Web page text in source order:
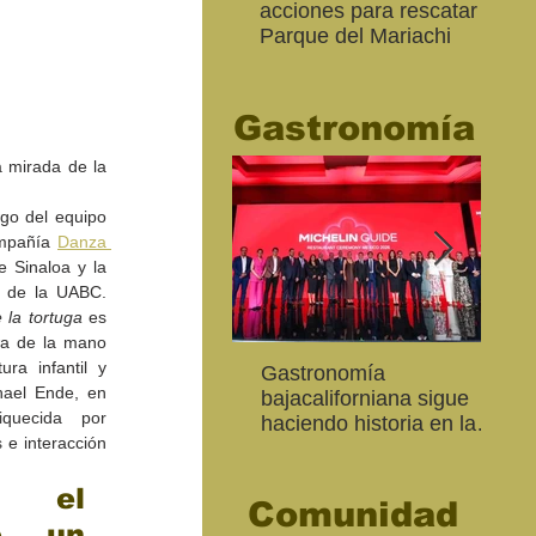
mirada de la
del equipo
Danza
Sinaloa y la
la tortuga es
de la mano
infantil y
Ende, en
por
e interacción
el
Inaugura SC la colectiva
Expresión Plástica
Cachanilla 2026
"Función Velorio" llegará
al Teatro Universitario
como cierre del Taller de
acciones para rescatar el
Parque del Mariachi
Comunidad
Gastronomía
bajacaliforniana sigue
haciendo historia en la
Gastronomía